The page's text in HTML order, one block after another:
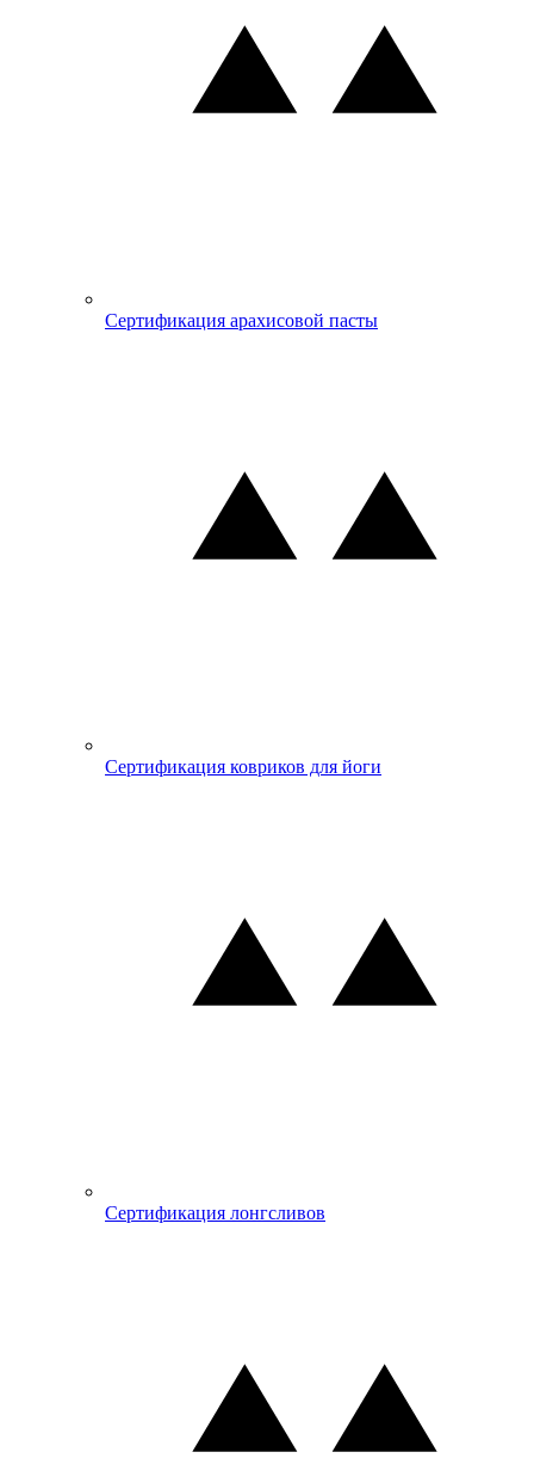
Сертификация арахисовой пасты
Сертификация ковриков для йоги
Сертификация лонгсливов